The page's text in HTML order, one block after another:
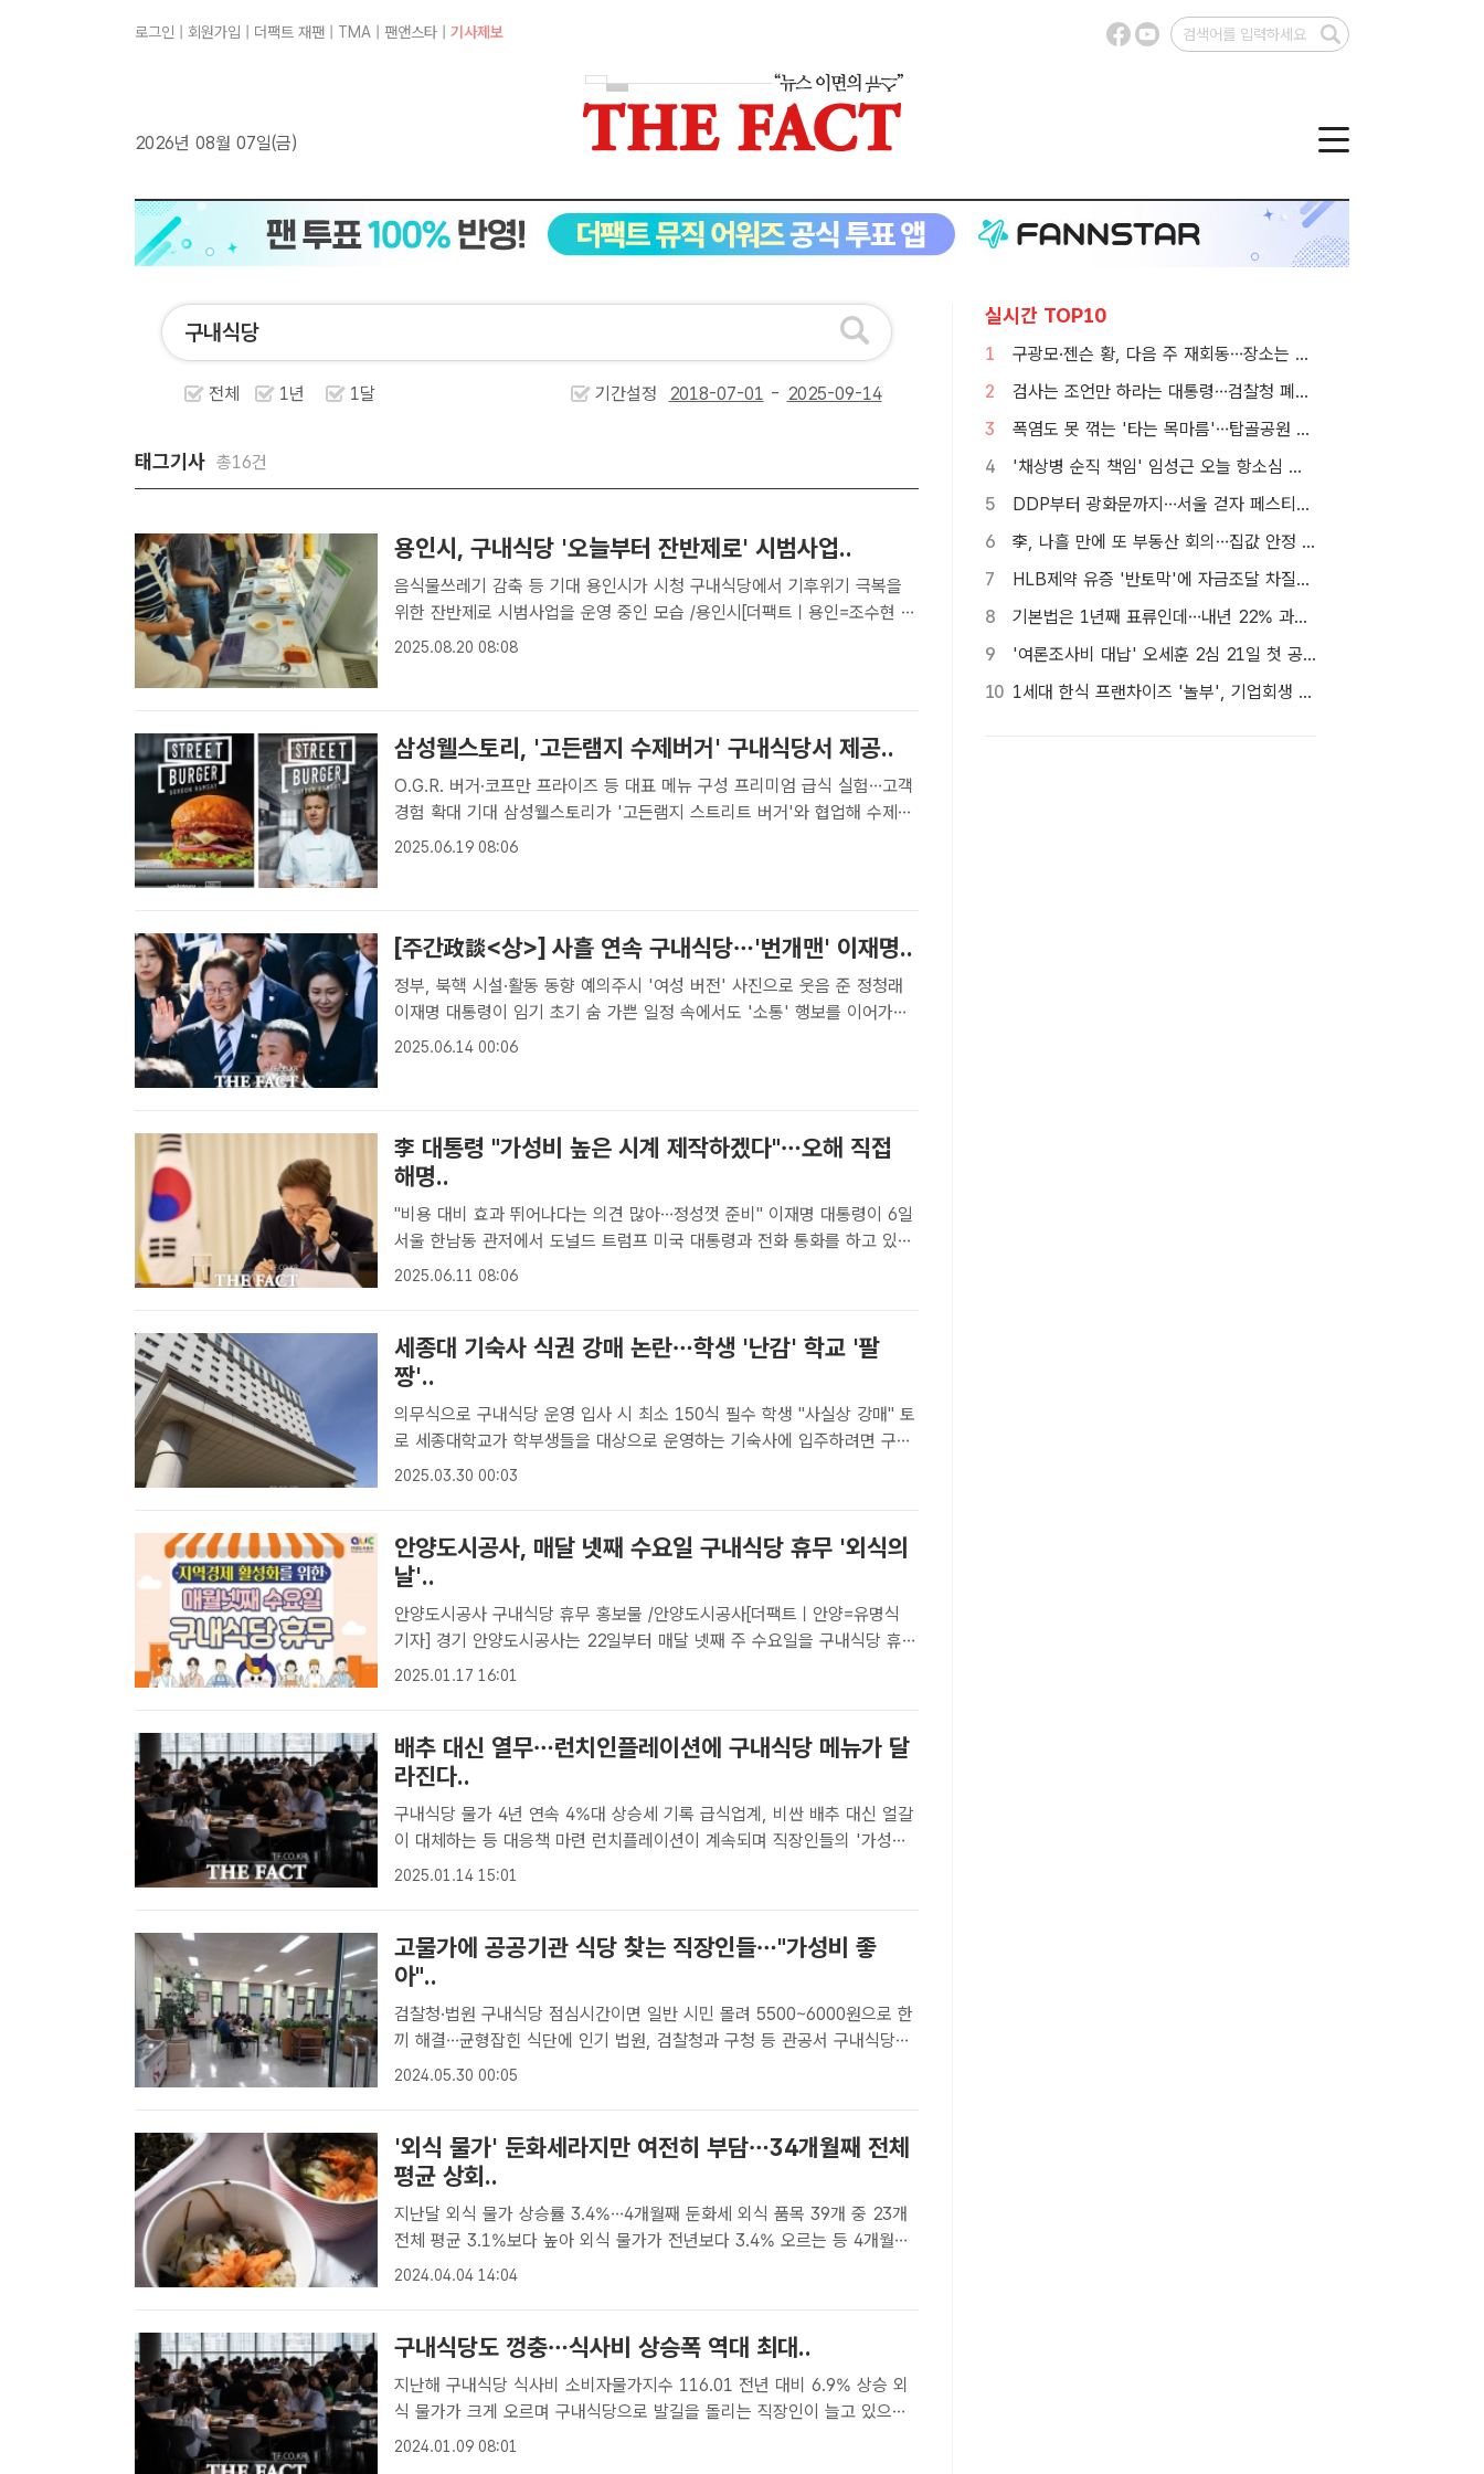
로그인 회원가입 더팩트 재팬 TMA 팬앤스타 기사제보
2026년 08월 07일(금)
전체 1년 1달 기간설정 -
태그기사 총16건
용인시, 구내식당 '오늘부터 잔반제로' 시범사업..
음식물쓰레기 감축 등 기대 용인시가 시청 구내식당에서 기후위기 극복을
위한 잔반제로 시범사업을 운영 중인 모습 /용인시[더팩트ㅣ용인=조수현 기
자] 경기 용인시는 음식물 쓰레기 절감을 위해 시청 구내식당에 '잔반제로
2025.08.20 08:08
삼성웰스토리, '고든램지 수제버거' 구내식당서 제공..
O.G.R. 버거·코프만 프라이즈 등 대표 메뉴 구성 프리미엄 급식 실험…고객
경험 확대 기대 삼성웰스토리가 '고든램지 스트리트 버거'와 협업해 수제버
거 메뉴를 구내식당에서 제공한다. /삼성웰스토리[더팩트｜우지수 기자] 삼
2025.06.19 08:06
[주간政談<상>] 사흘 연속 구내식당…'번개맨' 이재명..
정부, 북핵 시설·활동 동향 예의주시 '여성 버전' 사진으로 웃음 준 정청래
이재명 대통령이 임기 초기 숨 가쁜 일정 속에서도 '소통' 행보를 이어가고
있다. 사진은 이 대통령과 김혜경 여사가 4일 인천시 계양구 자택에서 주민
2025.06.14 00:06
李 대통령 "가성비 높은 시계 제작하겠다"…오해 직접
해명..
"비용 대비 효과 뛰어나다는 의견 많아…정성껏 준비" 이재명 대통령이 6일
서울 한남동 관저에서 도널드 트럼프 미국 대통령과 전화 통화를 하고 있다.
/대통령실[더팩트ㅣ이헌일 기자] 이재명 대통령은 11일 '대통령 시계'와 관
2025.06.11 08:06
세종대 기숙사 식권 강매 논란…학생 '난감' 학교 '팔
짱'..
의무식으로 구내식당 운영 입사 시 최소 150식 필수 학생 "사실상 강매" 토
로 세종대학교가 학부생들을 대상으로 운영하는 기숙사에 입주하려면 구내
식당 식권을 반드시 구매하도록 하면서 논란이 되고 있다. 이번 학기부터는
2025.03.30 00:03
안양도시공사, 매달 넷째 수요일 구내식당 휴무 '외식의
날'..
안양도시공사 구내식당 휴무 홍보물 /안양도시공사[더팩트ㅣ안양=유명식
기자] 경기 안양도시공사는 22일부터 매달 넷째 주 수요일을 구내식당 휴무
의 날로 정하고 지역 상권을 살리기 위한 '외식의 날'을 운영한다고 17일 밝
2025.01.17 16:01
배추 대신 열무…런치인플레이션에 구내식당 메뉴가 달
라진다..
구내식당 물가 4년 연속 4%대 상승세 기록 급식업계, 비싼 배추 대신 얼갈
이 대체하는 등 대응책 마련 런치플레이션이 계속되며 직장인들의 '가성
비'로 불렸던 구내식당도 타격을 피하지 못하고 있다. 사진은 기사 내용과
2025.01.14 15:01
고물가에 공공기관 식당 찾는 직장인들…"가성비 좋
아"..
검찰청·법원 구내식당 점심시간이면 일반 시민 몰려 5500~6000원으로 한
끼 해결…균형잡힌 식단에 인기 법원, 검찰청과 구청 등 관공서 구내식당에
직장인들이 몰리고 있다. 지난 24일 낮 12시 서울 양천구 서울남부지검 구
2024.05.30 00:05
'외식 물가' 둔화세라지만 여전히 부담…34개월째 전체
평균 상회..
지난달 외식 물가 상승률 3.4%…4개월째 둔화세 외식 품목 39개 중 23개
전체 평균 3.1%보다 높아 외식 물가가 전년보다 3.4% 오르는 등 4개월째
둔화세를 이어가고 있지만, 여전히 전체 물가 상승률 3.1%를 웃도는 것으
2024.04.04 14:04
구내식당도 껑충…식사비 상승폭 역대 최대..
지난해 구내식당 식사비 소비자물가지수 116.01 전년 대비 6.9% 상승 외
식 물가가 크게 오르며 구내식당으로 발길을 돌리는 직장인이 늘고 있으나,
구내식당 식사비 상승 폭은 역대 최대치를 기록했다. /이동률 기자[더팩트ㅣ
2024.01.09 08:01
실시간 TOP10
1
구광모·젠슨 황, 다음 주 재회동…장소는 실리콘밸리
2
검사는 조언만 하라는 대통령…검찰청 폐지 앞둔 합수본 '딜레마'
3
폭염도 못 꺾는 '타는 목마름'…탑골공원 아리수 냉장고 가보니
4
'채상병 순직 책임' 임성근 오늘 항소심 선고…1심 징역 3년
5
DDP부터 광화문까지…서울 걷자 페스티벌 참가자 5000명 모집
6
李, 나흘 만에 또 부동산 회의…집값 안정 승부처 '공급' 점검
7
HLB제약 유증 '반토막'에 자금조달 차질…R&D 줄이고 채무상환금 제외
8
기본법은 1년째 표류인데…내년 22% 과세 강행, 가상자산 투자자 반발 확산
9
'여론조사비 대납' 오세훈 2심 21일 첫 공판…1심 당선무효형
10
1세대 한식 프랜차이즈 '놀부', 기업회생 신청…11일 대표자 심문